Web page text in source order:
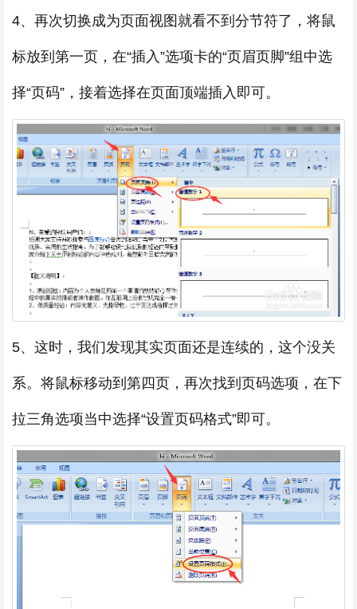
4、再次切换成为页面视图就看不到分节符了，将鼠
标放到第一页，在“插入”选项卡的“页眉页脚”组中选
择“页码”，接着选择在页面顶端插入即可。
5、这时，我们发现其实页面还是连续的，这个没关
系。将鼠标移动到第四页，再次找到页码选项，在下
拉三角选项当中选择“设置页码格式”即可。